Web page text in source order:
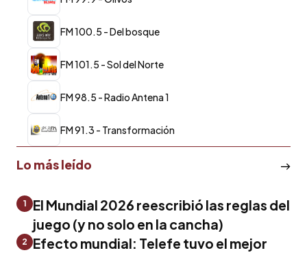
FM 100.5 - Del bosque
FM 101.5 - Sol del Norte
FM 98.5 - Radio Antena 1
FM 91.3 - Transformación
Lo más leído
1
El Mundial 2026 reescribió las reglas del
juego (y no solo en la cancha)
2
Efecto mundial: Telefe tuvo el mejor